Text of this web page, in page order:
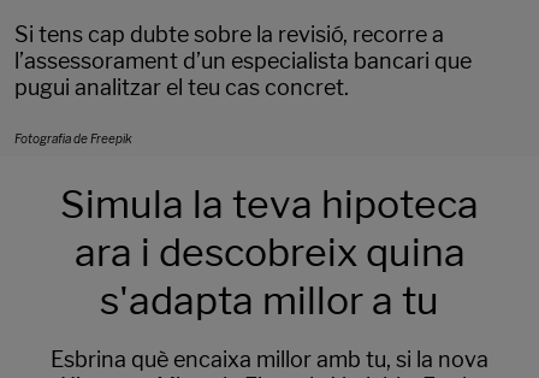
Si tens cap dubte sobre la revisió, recorre a
l’assessorament d’un especialista bancari que
pugui analitzar el teu cas concret.
Fotografia de Freepik
Simula la teva hipoteca
ara i descobreix quina
s'adapta millor a tu
Esbrina què encaixa millor amb tu, si la nova